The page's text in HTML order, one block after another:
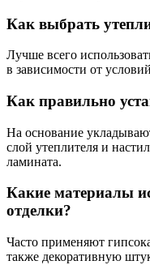
Как выбрать
Лучше всего
в зависимости от
Как правильно
На основание
слой утеплителя и
ламината.
Какие материалы
отделки?
Часто применяют
также декоративную